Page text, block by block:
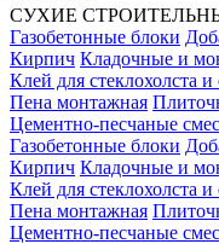
СУХИЕ
Газобетонные блоки
Кирпич Кладочные и
Клей для стеклохолста и
Пена монтажная
Цементно-песчаные
Газобетонные блоки
Кирпич Кладочные и
Клей для стеклохолста и
Пена монтажная
Цементно-песчаные